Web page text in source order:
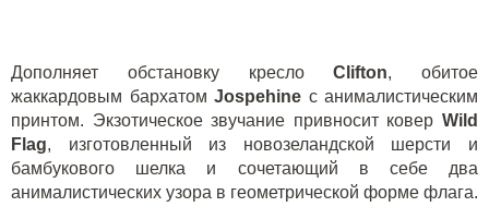
Дополняет обстановку креслоClifton, обитое
жаккардовым бархатом Jospehine с анималистическим
принтом. Экзотическое звучание привносит ковер Wild
Flag, изготовленный из новозеландской шерсти и
бамбукового шелка и сочетающий в себе два
анималистических узора в геометрической форме флага.